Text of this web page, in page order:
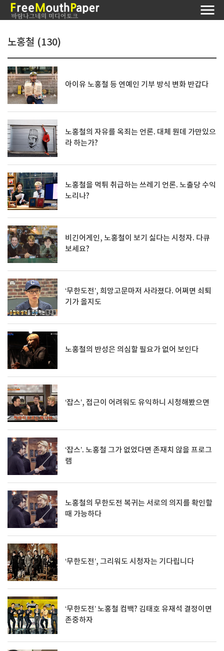
노홍철 (130)
아이유 노홍철 등 연예인 기부 방식 변화 반갑다
노홍철의 자유를 옥죄는 언론. 대체 뭔데 가만있으
라 하는가?
노홍철을 먹튀 취급하는 쓰레기 언론. 노출당 수익
노리나?
비긴어게인, 노홍철이 보기 싫다는 시청자. 다큐
보세요?
‘무한도전’, 희망고문마저 사라졌다. 어쩌면 쇠퇴
기가 올지도
노홍철의 반성은 의심할 필요가 없어 보인다
‘잡스’, 접근이 어려워도 유익하니 시청해봤으면
‘잡스’. 노홍철 그가 없었다면 존재치 않을 프로그
램
노홍철의 무한도전 복귀는 서로의 의지를 확인할
때 가능하다
‘무한도전’, 그리워도 시청자는 기다립니다
‘무한도전’ 노홍철 컴백? 김태호 유재석 결정이면
존중하자